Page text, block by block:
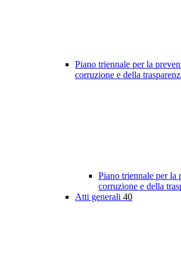
Piano triennale per la
corruzione e della
Piano triennale per la
corruzione e della
Atti generali 40